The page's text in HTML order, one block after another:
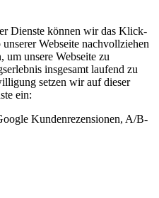
Dienste können wir das Klick-
Webseite nachvollziehen
um unsere Webseite zu
insgesamt laufend zu
setzen wir auf dieser
ein:
Kundenrezensionen, A/B-